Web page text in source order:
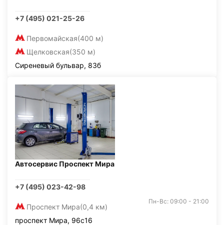
+7 (495) 021-25-26
Первомайская(400 м)
Щелковская(350 м)
Сиреневый бульвар, 83б
Автосервис Проспект Мира
+7 (495) 023-42-98
Проспект Мира(0,4 км)
Пн-Вс: 09:00 - 21:00
проспект Мира, 96с16